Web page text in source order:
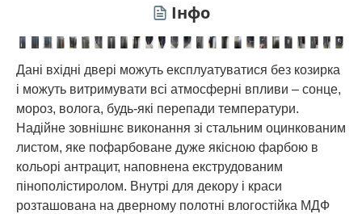
Інфо
Дані вхідні двері можуть експлуатуватися без козирка
і можуть витримувати всі атмосферні впливи – сонце,
мороз, волога, будь-які перепади температури.
Надійне зовнішнє виконання зі стальним оцинкованим
листом, яке пофарбоване дуже якісною фарбою в
кольорі антрацит, наповнена екструдованим
пінополістиролом. Внутрі для декору і краси
розташована на дверному полотні влогостійка МДФ